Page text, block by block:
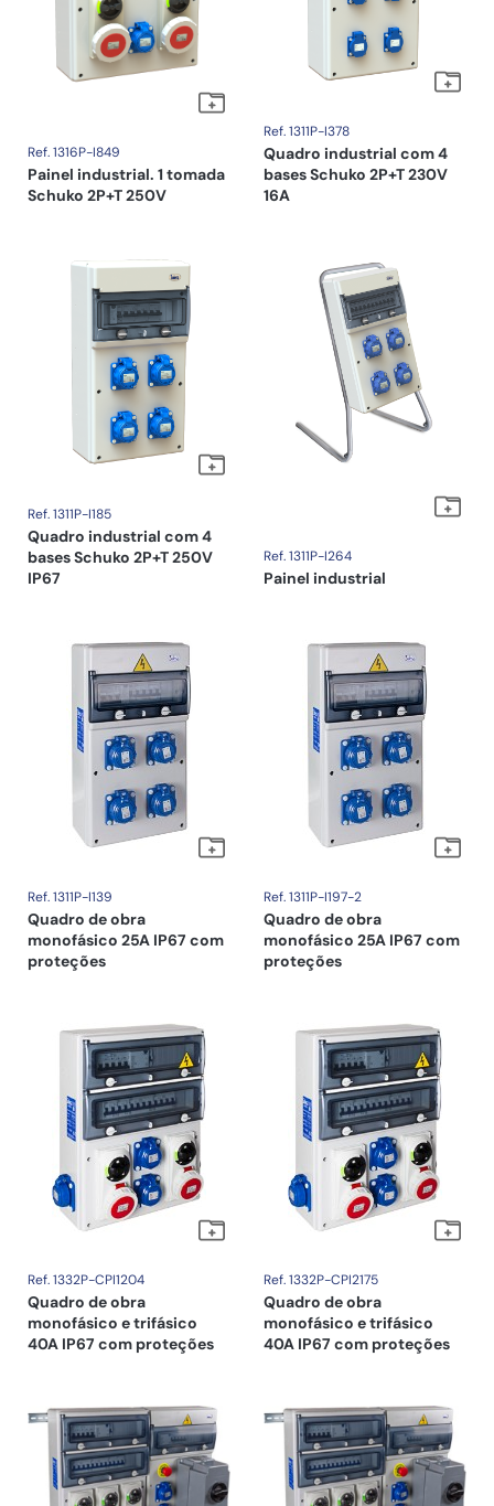
Ref. 1316P-I849
Painel industrial. 1 tomada
Schuko 2P+T 250V
Ref. 1311P-I378
Quadro industrial com 4
bases Schuko 2P+T 230V
16A
Ref. 1311P-I185
Quadro industrial com 4
bases Schuko 2P+T 250V
IP67
Ref. 1311P-I264
Painel industrial
Ref. 1311P-I139
Quadro de obra
monofásico 25A IP67 com
proteções
Ref. 1311P-I197-2
Quadro de obra
monofásico 25A IP67 com
proteções
Ref. 1332P-CPI1204
Quadro de obra
monofásico e trifásico
40A IP67 com proteções
Ref. 1332P-CPI2175
Quadro de obra
monofásico e trifásico
40A IP67 com proteções